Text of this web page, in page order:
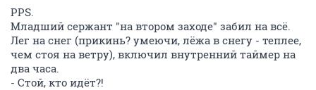
PPS.
Младший сержант "на втором заходе" забил на всё.
Лег на снег (прикинь? умеючи, лёжа в снегу - теплее,
чем стоя на ветру), включил внутренний таймер на
два часа.
- Стой, кто идёт?!